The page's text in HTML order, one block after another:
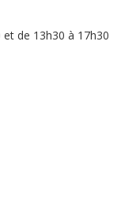
de 13h30 à 17h30